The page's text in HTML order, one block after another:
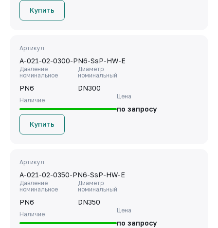
Купить
Артикул
A-021-02-0300-PN6-SsP-HW-E
Давление
номинальное
PN6
Диаметр
номинальный
DN300
Наличие
Цена
по запросу
Купить
Артикул
A-021-02-0350-PN6-SsP-HW-E
Давление
номинальное
PN6
Диаметр
номинальный
DN350
Наличие
Цена
по запросу